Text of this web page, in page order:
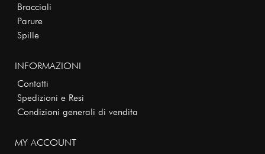
Bracciali
Parure
Spille
INFORMAZIONI
Contatti
Spedizioni e Resi
Condizioni generali di vendita
MY ACCOUNT